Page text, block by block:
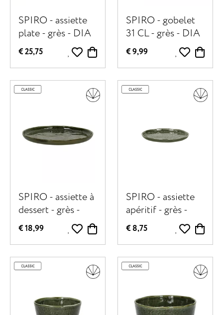
SPIRO - assiette
plate - grès - DIA
27 cm x 1,5 cm -
vert foncé
€ 25,75
SPIRO - gobelet
31 CL - grès - DIA
8 x H 9 cm - vert
foncé
€ 9,99
SPIRO - assiette à
dessert - grès -
DIA 21 cm x H 1,5
cm - vert foncé
€ 18,99
SPIRO - assiette
apéritif - grès -
DIA 12 cm x H 1
cm - vert foncé
€ 8,75